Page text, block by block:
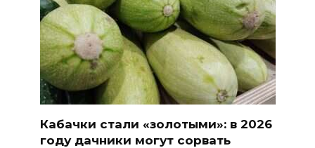
Кабачки стали «золотыми»: в 2026
году дачники могут сорвать